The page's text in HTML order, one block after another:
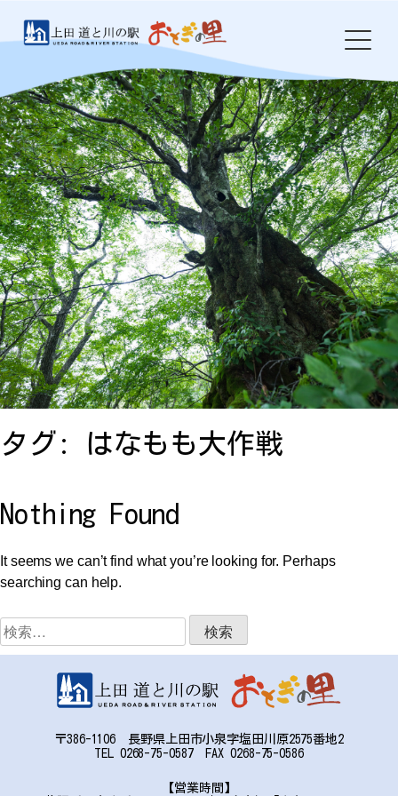
おとぎの里について
お知らせ
イベント
農産物・特産品
食事処 岩鼻
ドッグラン
防災・環境整備
〒386-1106
長野県上田市小泉字塩田川原2575番地2
TEL:0268-75-0587 FAX:0268-75-0586
タグ: はなもも大作戦
Nothing Found
It seems we can’t find what you’re looking for. Perhaps
searching can help.
検
索:
〒386-1106 長野県上田市小泉字塩田川原2575番地2
TEL 0268-75-0587 FAX 0268-75-0586
【営業時間】